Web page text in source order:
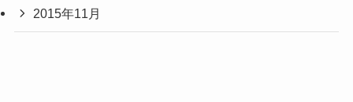
2015年11月